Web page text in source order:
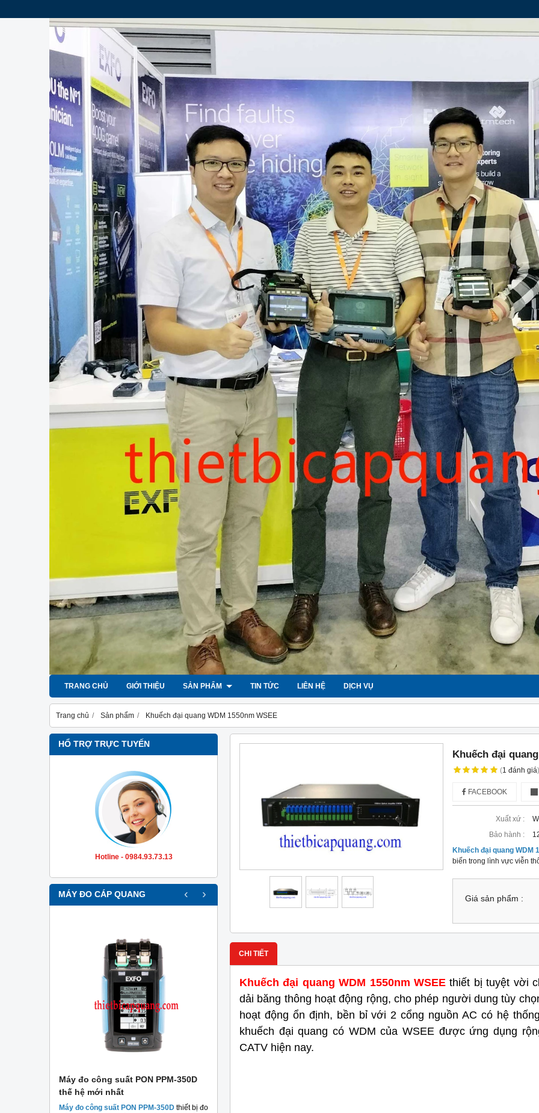
TRANG CHỦ GIỚI THIỆU SẢN PHẨM TIN TỨC LIÊN HỆ DỊCH VỤ
Trang chủ Sản phẩm Khuếch đại quang WDM 1550nm WSEE
HỔ TRỢ TRỰC TUYẾN
Hotline - 0984.93.73.13
MÁY ĐO CÁP QUANG
Máy đo công suất PON PPM-350D
thế hệ mới nhất
Máy đo công suất PON PPM-350D thiết bị đo
‹ ›
Khuếch đại
(1đánh giá)
FACEBOOK
Xuất xứ :
Bảo hành :
Khuếch đại quang WDM
biến trong lình vực viễn
Giá sản phẩm :
CHI TIẾT
Khuếch đại quang WDM 1550nm WSEE thiết bị tuyệt vời
dải băng thông hoạt động rộng, cho phép người dung tùy
hoạt động ổn định, bền bỉ với 2 cổng nguồn AC có hệ
khuếch đại quang có WDM của WSEE được ứng dụng
CATV hiện nay.